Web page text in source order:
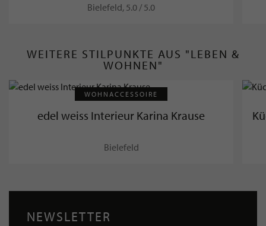
Bielefeld, 5.0 / 5.0
WEITERE STILPUNKTE AUS "LEBEN &
WOHNEN"
WOHNACCESSOIRE
edel weiss Interieur Karina Krause
Bielefeld
NEWSLETTER